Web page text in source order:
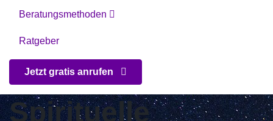
Beratungsmethoden
Ratgeber
Jetzt gratis anrufen
Spirituelle